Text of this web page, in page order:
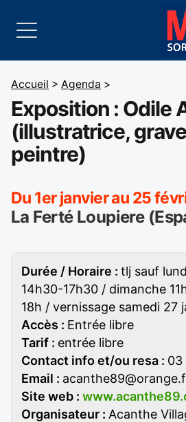
Accueil > Agenda >
Exposition : Odile
(illustratrice,
peintre)
Du 1er janvier au 25
La Ferté Loupiere
Durée / Horaire : tlj sauf
14h30-17h30 / dimanche
18h / vernissage samedi 27
Accès : Entrée libre
Tarif : entrée libre
Contact info et/ou resa : 03
Email :
Site web :
Organisateur : Acanthe